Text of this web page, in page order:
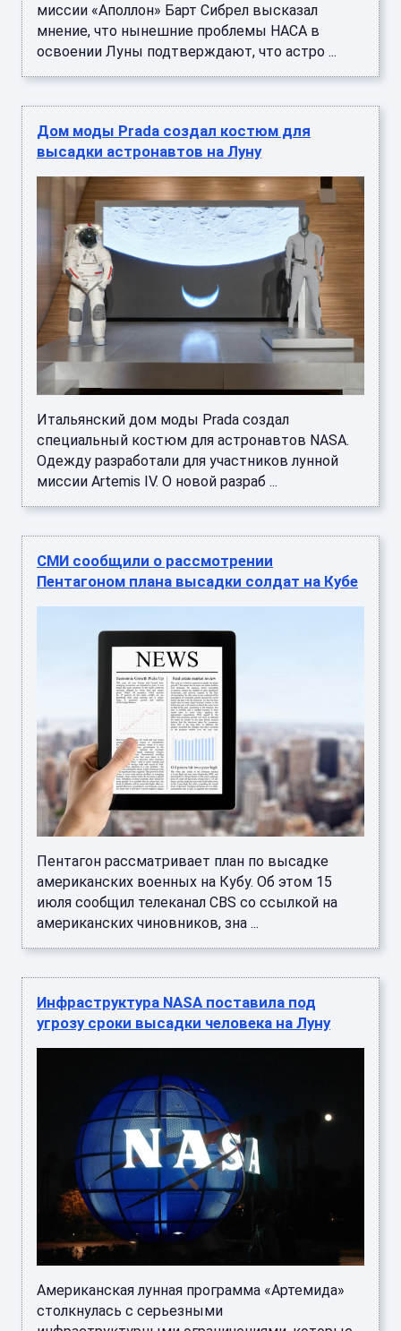
миссии «Аполлон» Барт Сибрел высказал
мнение, что нынешние проблемы НАСА в
освоении Луны подтверждают, что астро ...
Дом моды Prada создал костюм для
высадки астронавтов на Луну
Итальянский дом моды Prada создал
специальный костюм для астронавтов NASA.
Одежду разработали для участников лунной
миссии Artemis IV. О новой разраб ...
СМИ сообщили о рассмотрении
Пентагоном плана высадки солдат на Кубе
Пентагон рассматривает план по высадке
американских военных на Кубу. Об этом 15
июля сообщил телеканал CBS со ссылкой на
американских чиновников, зна ...
Инфраструктура NASA поставила под
угрозу сроки высадки человека на Луну
Американская лунная программа «Артемида»
столкнулась с серьезными